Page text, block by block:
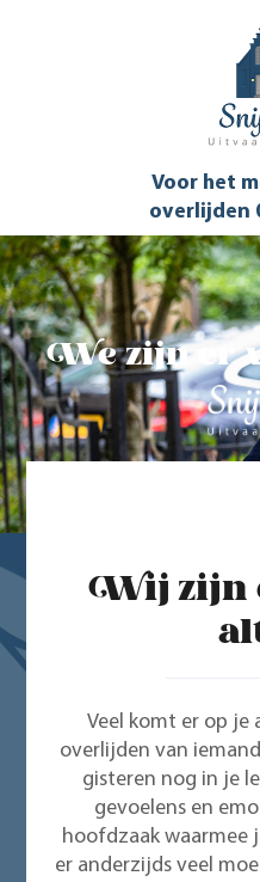
Voor het
overlijden
We zijn er
Wij zijn
Veel komt er op je
overlijden van
gisteren nog in je
gevoelens en
hoofdzaak waarmee
er anderzijds veel